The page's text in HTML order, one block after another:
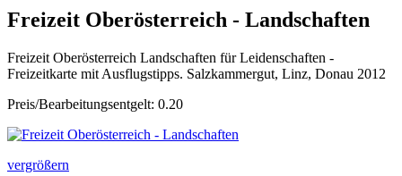
Freizeit Oberösterreich - Landschaften
Freizeit Oberösterreich Landschaften für Leidenschaften -
Freizeitkarte mit Ausflugstipps. Salzkammergut, Linz, Donau 2012
Preis/Bearbeitungsentgelt: 0.20
vergrößern